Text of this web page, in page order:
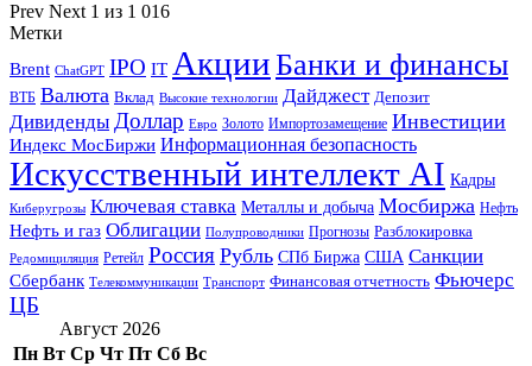
Prev Next 1 из 1 016
Метки
Brent ChatGPT IPO IT АкцииБанки и финансы
ВТБ Валюта Вклад Высокие технологии Дайджест Депозит
Дивиденды Доллар Евро Золото Импортозамещение Инвестиции
Индекс МосБиржи Информационная безопасность
Искусственный интеллект AI Кадры
Киберугрозы Ключевая ставка Металлы и добыча Мосбиржа Нефть
Нефть и газ Облигации Полупроводники Прогнозы Разблокировка
Редомициляция Ретейл Россия Рубль СПб Биржа США Санкции
Сбербанк Телекоммуникации Транспорт Финансовая отчетность Фьючерс
ЦБ
Август 2026
Пн Вт Ср Чт Пт Сб Вс